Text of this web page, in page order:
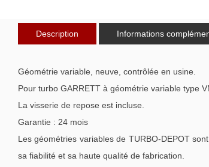
Description Informations
Géométrie variable, neuve, contrôlée en usine.
Pour turbo GARRETT à géométrie variable type
La visserie de repose est incluse.
Garantie : 24 mois
Les géométries variables de TURBO-DEPOT
sa fiabilité et sa haute qualité de fabrication.